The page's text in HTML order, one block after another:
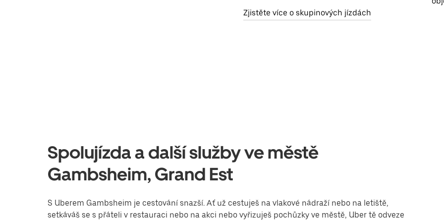
Zjistěte více o skupinových jízdách
Spolujízda a další služby ve městě
Gambsheim, Grand Est
S Uberem Gambsheim je cestování snazší. Ať už cestuješ na vlakové nádraží nebo na letiště,
setkáváš se s přáteli v restauraci nebo na akci nebo vyřizuješ pochůzky ve městě, Uber tě odveze